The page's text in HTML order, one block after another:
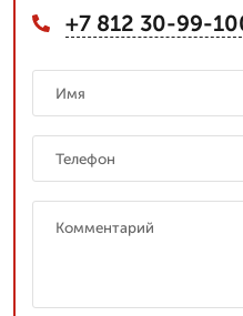
+7 812 30-99-